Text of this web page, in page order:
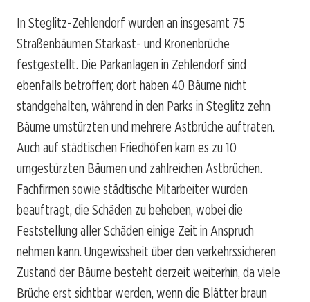
In Steglitz-Zehlendorf wurden an insgesamt 75
Straßenbäumen Starkast- und Kronenbrüche
festgestellt. Die Parkanlagen in Zehlendorf sind
ebenfalls betroffen; dort haben 40 Bäume nicht
standgehalten, während in den Parks in Steglitz zehn
Bäume umstürzten und mehrere Astbrüche auftraten.
Auch auf städtischen Friedhöfen kam es zu 10
umgestürzten Bäumen und zahlreichen Astbrüchen.
Fachfirmen sowie städtische Mitarbeiter wurden
beauftragt, die Schäden zu beheben, wobei die
Feststellung aller Schäden einige Zeit in Anspruch
nehmen kann. Ungewissheit über den verkehrssicheren
Zustand der Bäume besteht derzeit weiterhin, da viele
Brüche erst sichtbar werden, wenn die Blätter braun